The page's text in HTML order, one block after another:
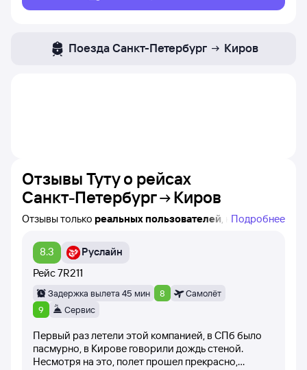
Поезда Санкт-Петербург Киров
Отзывы Туту о рейсах
Санкт-Петербург
Киров
Отзывы только реальных пользователей, которые
на Туту!
Вы можете увидеть авиакомпанию, время вылета
и название конкретного рейса, а также дату написания
При написании отзывов пользователи оценивают рейс
вежливость стюардесс, питание на борту самолёта).
Другие посетители сайта имеют возможность оценить
Подробнее
8.3
Руслайн
Рейс7R211
Задержка вылета 45 мин 8
Самолёт
9
Сервис
Первый раз летели этой компанией, в СПб было
пасмурно, в Кирове говорили дождь стеной.
Несмотря на это, полет прошел прекрасно,